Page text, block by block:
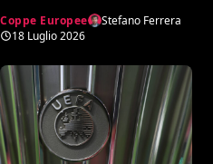
inesistente (VIDEO)
Coppe Europee
Stefano Ferrera
18 Luglio 2026